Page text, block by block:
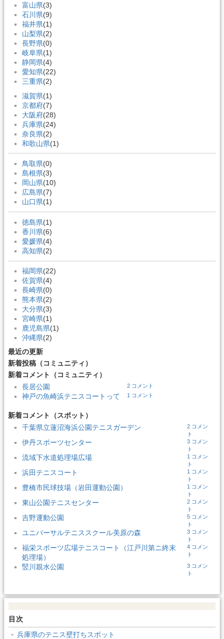
富山県(3)
石川県(9)
福井県(1)
山梨県(2)
長野県(0)
岐阜県(1)
静岡県(4)
愛知県(22)
三重県(2)
滋賀県(1)
京都府(7)
大阪府(28)
兵庫県(24)
奈良県(2)
和歌山県(1)
鳥取県(0)
島根県(3)
岡山県(10)
広島県(7)
山口県(1)
徳島県(1)
香川県(6)
愛媛県(4)
高知県(2)
福岡県(22)
佐賀県(4)
長崎県(0)
熊本県(2)
大分県(3)
宮崎県(1)
鹿児島県(1)
沖縄県(2)
最近の更新
新着投稿（コミュニティ）
新着コメント（コミュニティ）
長居公園
2 コメント
神戸の魚崎浜テニスコートって 1 コメント
新着コメント（スポット）
千葉県立蓮沼海浜公園テニスガーデン
2 コメン
ト
伊丹スポーツセンター
3 コメン
ト
流域下水道処理場広場
1 コメン
ト
浜田テニスコート
1 コメン
ト
豊橋市民球技場（岩田運動公園）
1 コメン
ト
東山公園テニスセンター
2 コメン
ト
吉野運動公園
5 コメン
ト
ユニバーサルテニススクール美原の森
3 コメン
ト
福栄スポーツ広場テニスコート（江戸川第ニ終末
処理場）
4 コメン
ト
竪川親水公園
3 コメン
ト
目次
兵庫県のテニス壁打ちスポット